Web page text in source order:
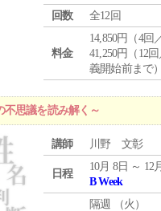
回数
全12回
料金
14,850円（4回
41,250円（12
義開始前まで）
思議を読み解く～
講師 川野 文彰
日程
10月 8日 ～ 12
B Week
隔週 （火 ）